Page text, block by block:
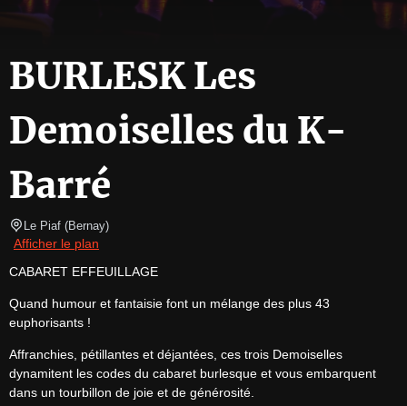
BURLESK Les
Demoiselles du K-
Barré
Le Piaf (Bernay)
Afficher le plan
CABARET EFFEUILLAGE
Quand humour et fantaisie font un mélange des plus 43
euphorisants !
Affranchies, pétillantes et déjantées, ces trois Demoiselles
dynamitent les codes du cabaret burlesque et vous embarquent
dans un tourbillon de joie et de générosité.